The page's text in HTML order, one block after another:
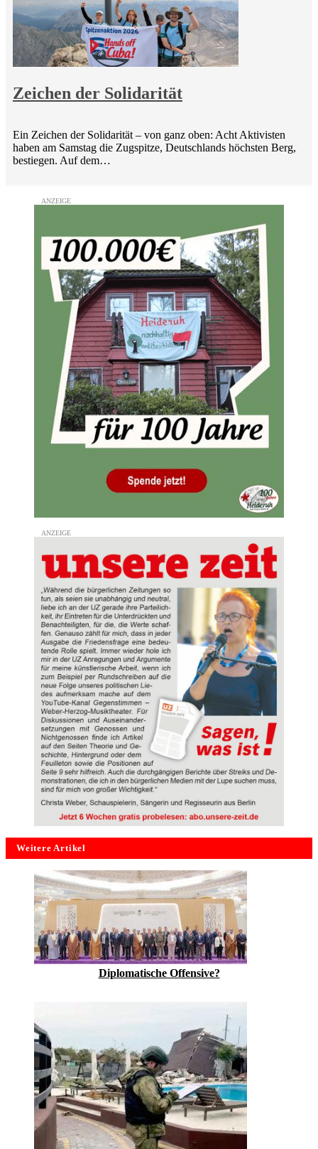
Zeichen der Solidarität
Ein Zeichen der Solidarität – von ganz oben: Acht Aktivisten
haben am Samstag die Zugspitze, Deutschlands höchsten Berg,
bestiegen. Auf dem…
Weitere Artikel
Diplomatische Offensive?